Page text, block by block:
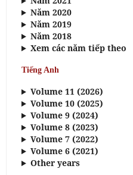
Năm 2020
Năm 2019
Năm 2018
Xem các năm tiếp theo
Tiếng Anh
Volume 11 (2026)
Volume 10 (2025)
Volume 9 (2024)
Volume 8 (2023)
Volume 7 (2022)
Volume 6 (2021)
Other years